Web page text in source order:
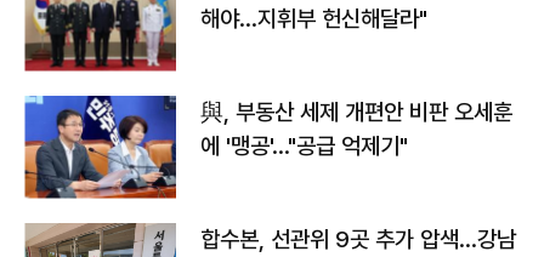
해야…지휘부 헌신해달라"
與, 부동산 세제 개편안 비판 오세훈
에 '맹공'…"공급 억제기"
합수본, 선관위 9곳 추가 압색…강남